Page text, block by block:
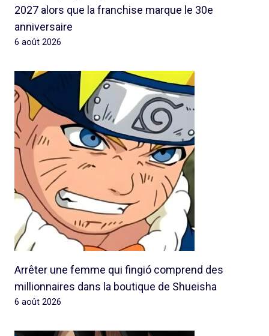
2027 alors que la franchise marque le 30e
anniversaire
6 août 2026
Arrêter une femme qui fingió comprend des
millionnaires dans la boutique de Shueisha
6 août 2026